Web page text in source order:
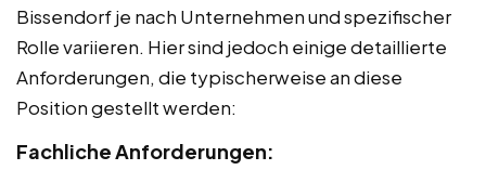
Bissendorf je nach Unternehmen und spezifischer
Rolle variieren. Hier sind jedoch einige detaillierte
Anforderungen, die typischerweise an diese
Position gestellt werden:
Fachliche Anforderungen: